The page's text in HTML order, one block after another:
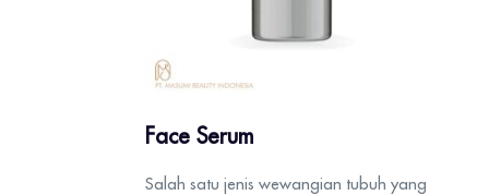
Face Serum
Salah satu jenis wewangian tubuh yang